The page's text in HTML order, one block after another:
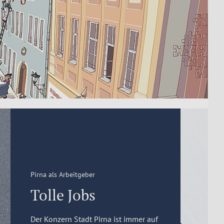
Pirna als Arbeitgeber
Tolle Jobs
Der Konzern Stadt Pirna ist immer auf